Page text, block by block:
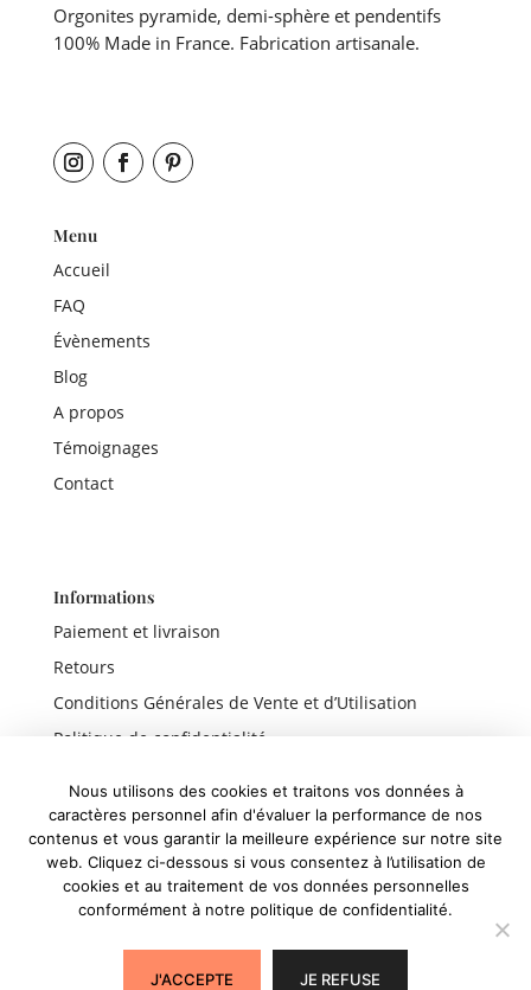
Orgonites pyramide, demi-sphère et pendentifs
100% Made in France. Fabrication artisanale.
Menu
Accueil
FAQ
Évènements
Blog
A propos
Témoignages
Contact
Informations
Paiement et livraison
Retours
Conditions Générales de Vente et d’Utilisation
Politique de confidentialité
Liens rapides
Boutique
Nous utilisons des cookies et traitons vos données à
caractères personnel afin d'évaluer la performance de nos
contenus et vous garantir la meilleure expérience sur notre site
web. Cliquez ci-dessous si vous consentez à l’utilisation de
cookies et au traitement de vos données personnelles
conformément à notre politique de confidentialité.
J'ACCEPTE JE REFUSE